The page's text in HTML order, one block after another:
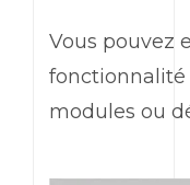
Vous pouvez
fonctionnalité
modules ou